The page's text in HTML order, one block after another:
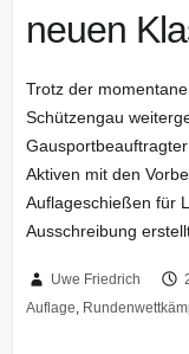
neuen
Trotz der
Schützengau
Aktiven mit den
Auflageschießen für
Ausschreibung
Uwe Friedrich
Auflage